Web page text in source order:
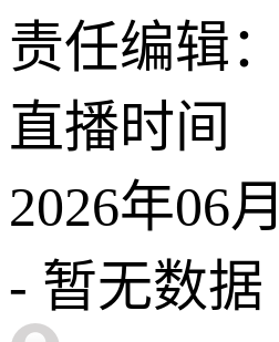
责任编辑
直播时间
2026年06
- 暂无数据